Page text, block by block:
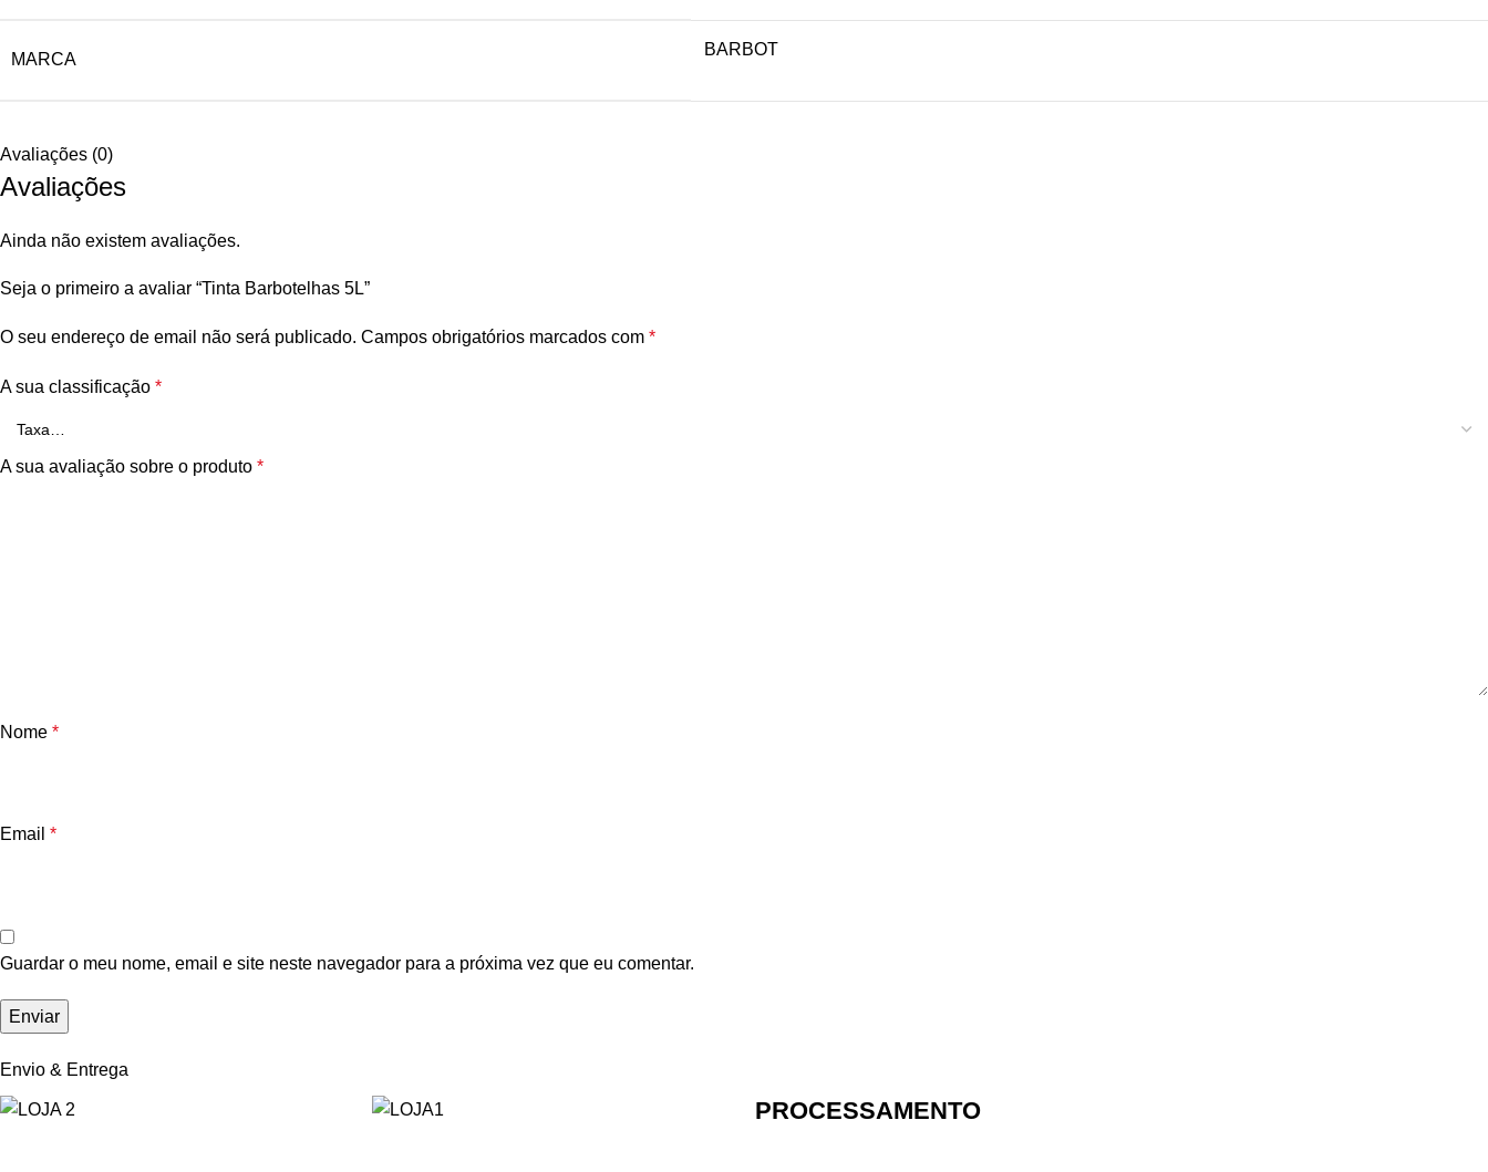
MARCA
BARBOT
Avaliações (0)
Avaliações
Ainda não existem avaliações.
Seja o primeiro a avaliar “Tinta Barbotelhas 5L”
O seu endereço de email não será publicado. Campos obrigatórios marcados com *
A sua classificação *
A sua avaliação sobre o produto *
Nome *
Email *
Guardar o meu nome, email e site neste navegador para a próxima vez que eu comentar.
Envio & Entrega
PROCESSAMENTO